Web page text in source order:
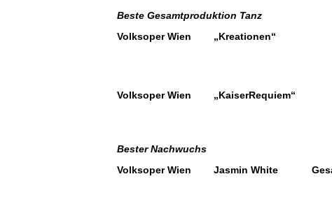
Beste Gesamtproduktion Tanz
Volksoper Wien „Kreationen“
Volksoper Wien „KaiserRequiem“
Bester Nachwuchs
Volksoper Wien Jasmin White